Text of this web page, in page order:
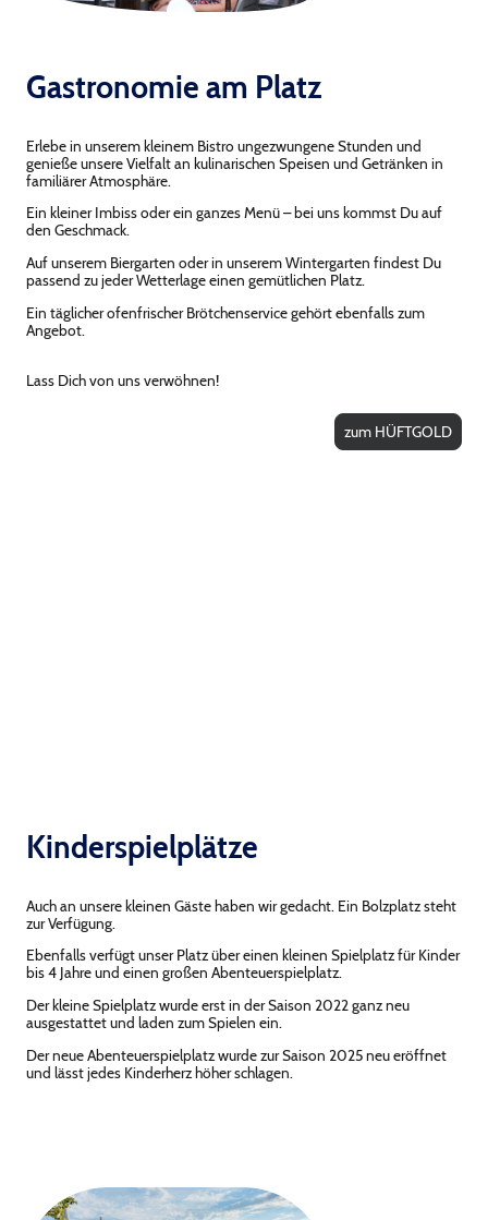
Gastronomie am Platz
Erlebe in unserem kleinem Bistro ungezwungene Stunden und
genieße unsere Vielfalt an kulinarischen Speisen und Getränken in
familiärer Atmosphäre.
Ein kleiner Imbiss oder ein ganzes Menü – bei uns kommst Du auf
den Geschmack.
Auf unserem Biergarten oder in unserem Wintergarten findest Du
passend zu jeder Wetterlage einen gemütlichen Platz.
Ein täglicher ofenfrischer Brötchenservice gehört ebenfalls zum
Angebot.
Lass Dich von uns verwöhnen!
zum HÜFTGOLD
Kinderspielplätze
Auch an unsere kleinen Gäste haben wir gedacht. Ein Bolzplatz steht
zur Verfügung.
Ebenfalls verfügt unser Platz über einen kleinen Spielplatz für Kinder
bis 4 Jahre und einen großen Abenteuerspielplatz.
Der kleine Spielplatz wurde erst in der Saison 2022 ganz neu
ausgestattet und laden zum Spielen ein.
Der neue Abenteuerspielplatz wurde zur Saison 2025 neu eröffnet
und lässt jedes Kinderherz höher schlagen.